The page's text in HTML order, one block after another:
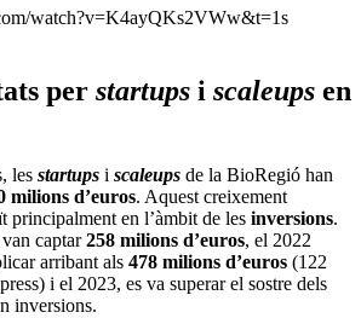
watch?v=K4ayQKs2VWw&t=1s
per startups i scaleups en
les startups i scaleups de la BioRegió han
milions d’euros. Aquest creixement
principalment en l’àmbit de les inversions.
captar258 milions d’euros, el 2022
arribant als 478 milions d’euros (122
i el 2023, es va superar el sostre dels
inversions.